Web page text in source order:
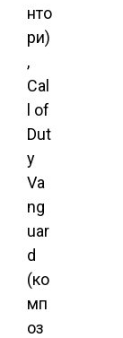
нто
ри)
,
Cal
l of
Dut
y
Va
ng
uar
d
(ко
мп
оз